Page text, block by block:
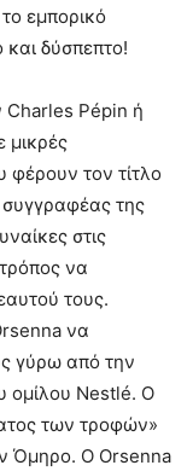
εμπορικό
δύσπεπτο!
Charles Pépin ή
μικρές
φέρουν τον τίτλο
συγγραφέας της
στις
τρόπος να
τους.
να
γύρω από την
ομίλου Nestlé. Ο
των τροφών»
Όμηρο. Ο Orsenna